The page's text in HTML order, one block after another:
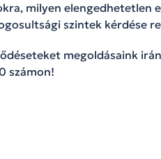
milyen elengedhetetlen
szintek kérdése
megoldásaink
számon!